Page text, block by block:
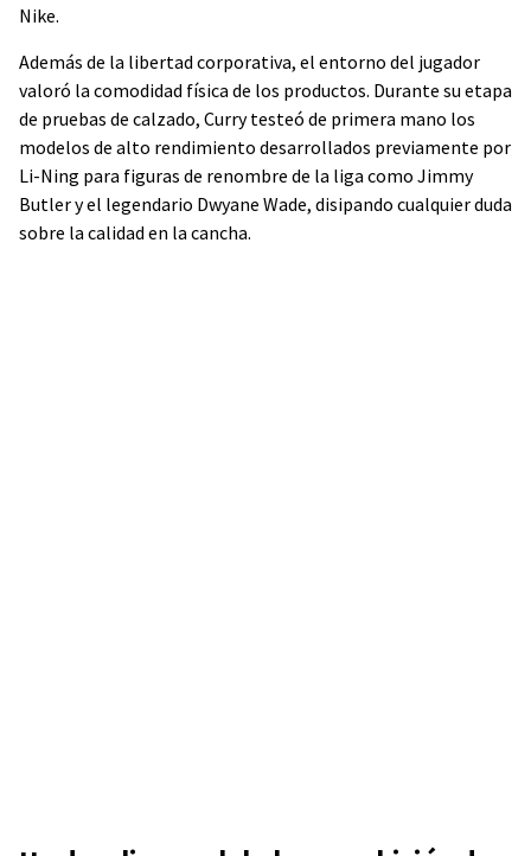
Nike.
Además de la libertad corporativa, el entorno del jugador
valoró la comodidad física de los productos. Durante su etapa
de pruebas de calzado, Curry testeó de primera mano los
modelos de alto rendimiento desarrollados previamente por
Li-Ning para figuras de renombre de la liga como Jimmy
Butler y el legendario Dwyane Wade, disipando cualquier duda
sobre la calidad en la cancha.